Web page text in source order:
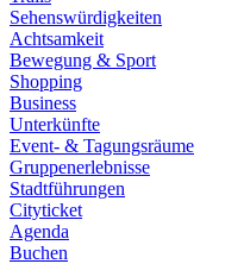
Sehenswürdigkeiten
Achtsamkeit
Bewegung & Sport
Shopping
Business
Unterkünfte
Event- & Tagungsräume
Gruppenerlebnisse
Stadtführungen
Cityticket
Agenda
Buchen